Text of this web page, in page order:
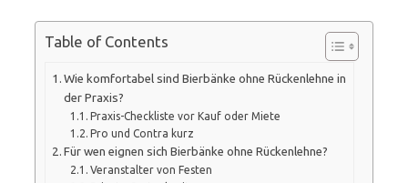
Table of Contents
Wie komfortabel sind Bierbänke ohne Rückenlehne in
der Praxis?
Praxis-Checkliste vor Kauf oder Miete
Pro und Contra kurz
Für wen eignen sich Bierbänke ohne Rückenlehne?
Veranstalter von Festen